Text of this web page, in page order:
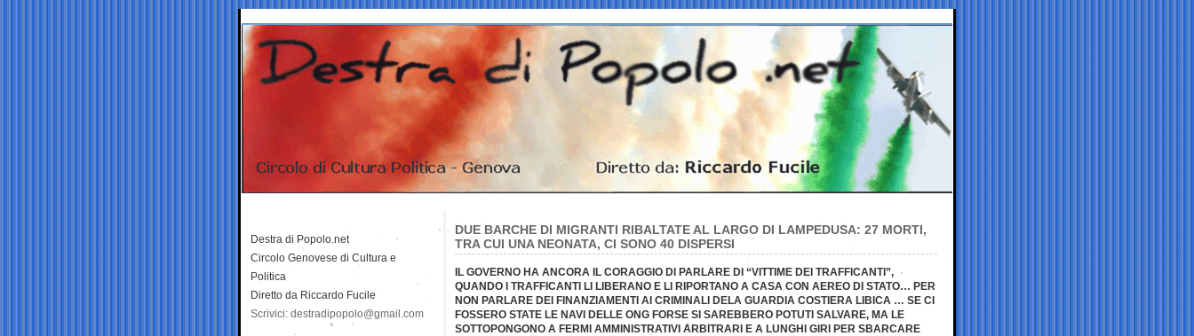
DUE BARCHE DI MIGRANTI RIBALTATE AL LARGO DI LAMPEDUSA: 27 MORTI,
TRA CUI UNA NEONATA, CI SONO 40 DISPERSI
IL GOVERNO HA ANCORA IL CORAGGIO DI PARLARE DI “VITTIME DEI TRAFFICANTI”,
QUANDO I TRAFFICANTI LI LIBERANO E LI RIPORTANO A CASA CON AEREO DI STATO… PER
NON PARLARE DEI FINANZIAMENTI AI CRIMINALI DELA GUARDIA COSTIERA LIBICA … SE CI
FOSSERO STATE LE NAVI DELLE ONG FORSE SI SAREBBERO POTUTI SALVARE, MA LE
SOTTOPONGONO A FERMI AMMINISTRATIVI ARBITRARI E A LUNGHI GIRI PER SBARCARE
Destra di Popolo.net
Circolo Genovese di Cultura e
Politica
Diretto da Riccardo Fucile
Scrivici: destradipopolo@gmail.com